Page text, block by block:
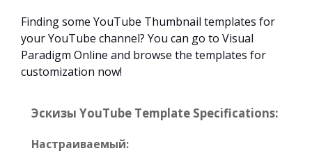
Finding some YouTube Thumbnail templates for
your YouTube channel? You can go to Visual
Paradigm Online and browse the templates for
customization now!
Эскизы YouTube Template Specifications:
Настраиваемый: